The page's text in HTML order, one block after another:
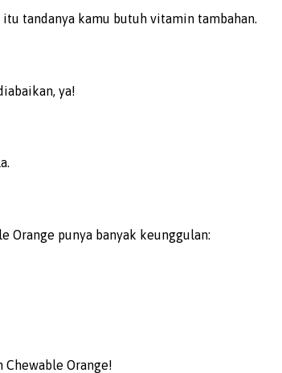
tandanya kamu butuh vitamin tambahan.
ya!
Orange punya banyak keunggulan:
Orange!